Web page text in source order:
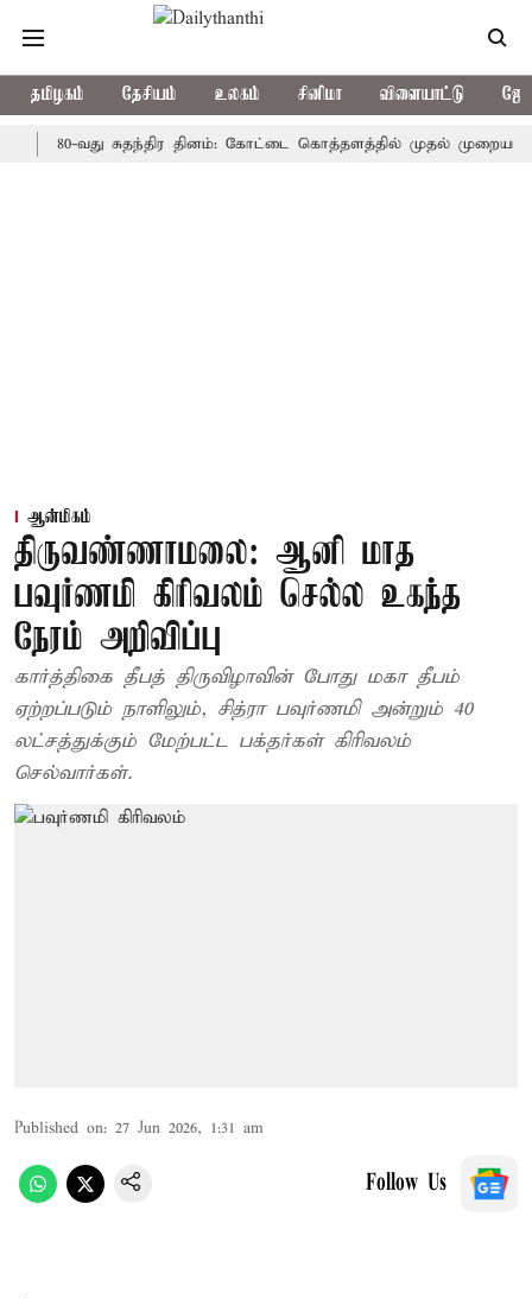
தமிழகம் தேசியம் உலகம் சினிமா விளையாட்டு
80-வது சுதந்திர தினம்: கோட்டை கொத்தளத்தில் முதல் முறையாக
ஆன்மிகம்
திருவண்ணாமலை: ஆனி மாத
பவுர்ணமி கிரிவலம் செல்ல உகந்த
நேரம் அறிவிப்பு
கார்த்திகை தீபத் திருவிழாவின் போது மகா தீபம்
ஏற்றப்படும் நாளிலும், சித்ரா பவுர்ணமி அன்றும் 40
லட்சத்துக்கும் மேற்பட்ட பக்தர்கள் கிரிவலம்
செல்வார்கள்.
Published on: 27 Jun 2026, 1:31 am
Follow Us